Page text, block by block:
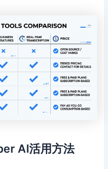
AI活用方法